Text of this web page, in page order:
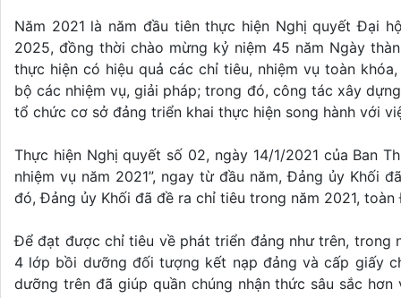
Năm 2021 là năm đầu tiên thực hiện Nghị quyết Đại
2025, đồng thời chào mừng kỷ niệm 45 năm Ngày
thực hiện có hiệu quả các chỉ tiêu, nhiệm vụ toàn
bộ các nhiệm vụ, giải pháp; trong đó, công tác xây
tổ chức cơ sở đảng triển khai thực hiện song hành với
Thực hiện Nghị quyết số 02, ngày 14/1/2021 của Ban
nhiệm vụ năm 2021”, ngay từ đầu năm, Đảng ủy Khối
đó, Đảng ủy Khối đã đề ra chỉ tiêu trong năm 2021,
Để đạt được chỉ tiêu về phát triển đảng như trên, trong
4 lớp bồi dưỡng đối tượng kết nạp đảng và cấp giấy
dưỡng trên đã giúp quần chúng nhận thức sâu sắc